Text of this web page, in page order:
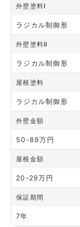
外壁塗料Ⅰ
ラジカル制御形
外壁塗料Ⅱ
ラジカル制御形
屋根塗料
ラジカル制御形
外壁金額
50-89万円
屋根金額
20-29万円
保証期間
7年